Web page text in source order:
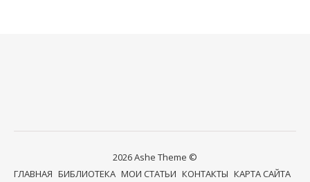
2026 Ashe Theme ©
ГЛАВНАЯ БИБЛИОТЕКА МОИ СТАТЬИ КОНТАКТЫ КАРТА САЙТА